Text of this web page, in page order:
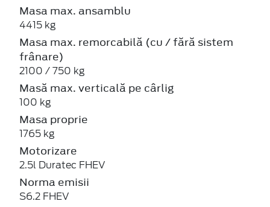
Masa max. ansamblu
4415 kg
Masa max. remorcabilă (cu / fără sistem
frânare)
2100 / 750 kg
Masă max. verticală pe cârlig
100 kg
Masa proprie
1765 kg
Motorizare
2.5l Duratec FHEV
Norma emisii
S6.2 FHEV